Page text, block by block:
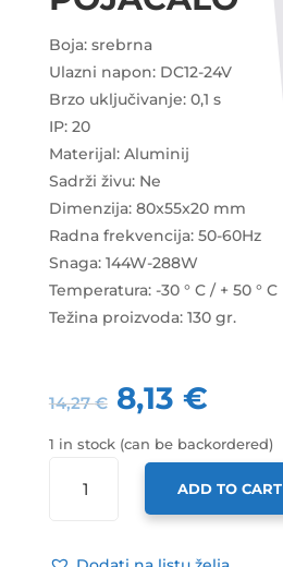
Boja: srebrna
Ulazni napon: DC12-24V
Brzo uključivanje: 0,1 s
IP: 20
Materijal: Aluminij
Sadrži živu: Ne
Dimenzija: 80x55x20 mm
Radna frekvencija: 50-60Hz
Snaga: 144W-288W
Temperatura: -30 ° C / + 50 ° C
Težina proizvoda: 130 gr.
14,27€ 8,13 €
1 in stock (can be backordered)
ADD TO CART